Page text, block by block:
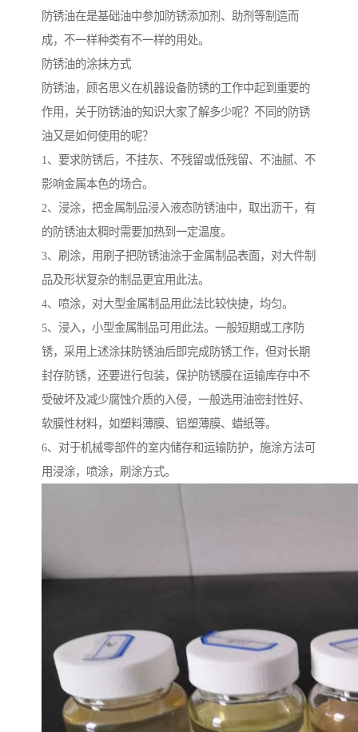
防锈油在是基础油中参加防锈添加剂、助剂等制造而
成，不一样种类有不一样的用处。
防锈油的涂抹方式
防锈油，顾名思义在机器设备防锈的工作中起到重要的
作用，关于防锈油的知识大家了解多少呢？不同的防锈
油又是如何使用的呢？
1、要求防锈后，不挂灰、不残留或低残留、不油腻、不
影响金属本色的场合。
2、浸涂，把金属制品浸入液态防锈油中，取出沥干，有
的防锈油太稠时需要加热到一定温度。
3、刷涂，用刷子把防锈油涂于金属制品表面，对大件制
品及形状复杂的制品更宜用此法。
4、喷涂，对大型金属制品用此法比较快捷，均匀。
5、浸入，小型金属制品可用此法。一般短期或工序防
锈，采用上述涂抹防锈油后即完成防锈工作，但对长期
封存防锈，还要进行包装，保护防锈膜在运输库存中不
受破坏及减少腐蚀介质的入侵，一般选用油密封性好、
软膜性材料，如塑料薄膜、铝塑薄膜、蜡纸等。
6、对于机械零部件的室内储存和运输防护，施涂方法可
用浸涂，喷涂，刷涂方式。